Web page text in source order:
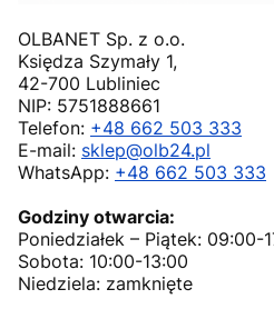
OLBANET Sp. z o.o.
Księdza Szymały 1,
42-700 Lubliniec
NIP: 5751888661
Telefon: +48 662 503 333
E-mail: sklep@olb24.pl
WhatsApp: +48 662 503 333
Godziny otwarcia:
Poniedziałek – Piątek: 09:00-
Sobota: 10:00-13:00
Niedziela: zamknięte